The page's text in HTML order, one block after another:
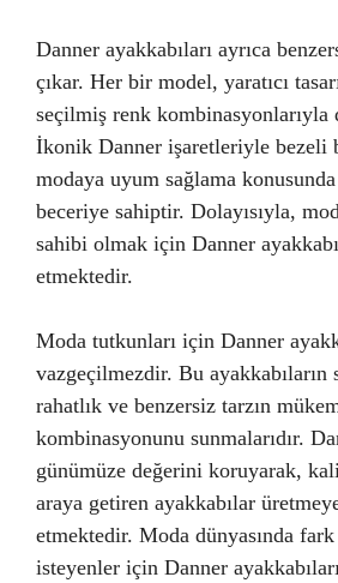
Danner ayakkabıları ayrıca
çıkar. Her bir model, yaratıcı
seçilmiş renk kombinasyonlarıyla
İkonik Danner işaretleriyle bezeli
modaya uyum sağlama
beceriye sahiptir. Dolayısıyla,
sahibi olmak için Danner
etmektedir.
Moda tutkunları için Danner
vazgeçilmezdir. Bu ayakkabıların
rahatlık ve benzersiz tarzın
kombinasyonunu sunmalarıdır.
günümüze değerini koruyarak,
araya getiren ayakkabılar
etmektedir. Moda dünyasında
isteyenler için Danner